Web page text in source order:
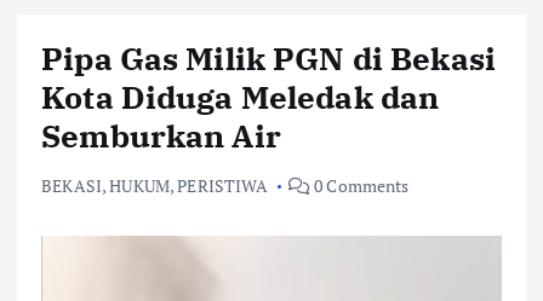
Pipa Gas Milik PGN di Bekasi
Kota Diduga Meledak dan
Semburkan Air
BEKASI,HUKUM,PERISTIWA 0 Comments